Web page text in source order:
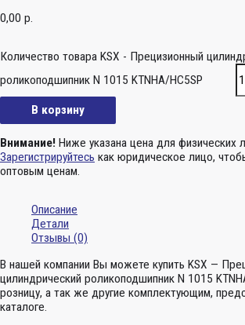
0,00 р.
Количество товара KSX - Прецизионный
роликоподшипник N 1015 KTNHA/HC5SP
В корзину
Внимание! Ниже указана цена для физических
Зарегистрируйтесь как юридическое лицо,
оптовым ценам.
Описание
Детали
Отзывы (0)
В нашей компании Вы можете купить KSX —
цилиндрический роликоподшипник N 1015
розницу, а так же другие комплектующим,
каталоге.